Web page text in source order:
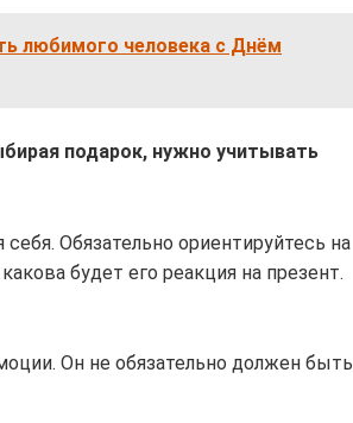
любимого человека с Днём
подарок, нужно учитывать
Обязательно ориентируйтесь на
будет его реакция на презент.
Он не обязательно должен быть